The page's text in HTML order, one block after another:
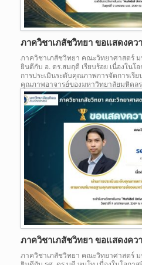
ภาควิชาเภสัชวิทยา ขอแสดงคว
ภาควิชาเภสัชวิทยา คณะวิทยาศาสตร์
ยินดีกับ อ. ดร.สมฤดี เรียบร้อย เนื่องใน
การประเมินระดับคุณภาพการจัดการเ
คุณภาพอาจารย์ของมหาวิทยาลัยมหิดลร
ภาควิชาเภสัชวิทยา ขอแสดงคว
ภาควิชาเภสัชวิทยา คณะวิทยาศาสตร์